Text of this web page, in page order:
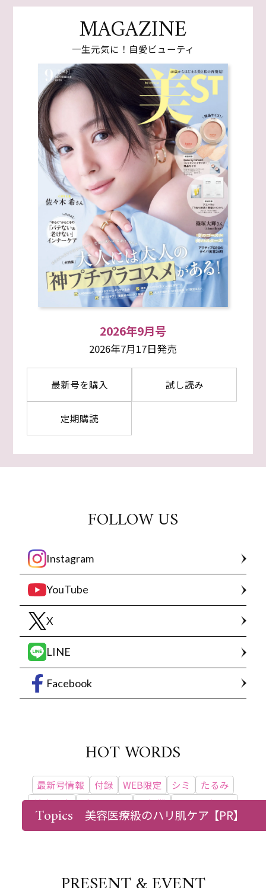
MAGAZINE
一生元気に！自愛ビューティ
2026年9月号
2026年7月17日発売
最新号を購入 試し読み
定期購読
FOLLOW US
Instagram
YouTube
X
LINE
Facebook
HOT WORDS
最新号情報 付録 WEB限定 シミ
たるみ
美容医療
ダイエット 更年期
インタビュー
ベストコスメ
Topics 美容医療級のハリ肌ケア【PR】